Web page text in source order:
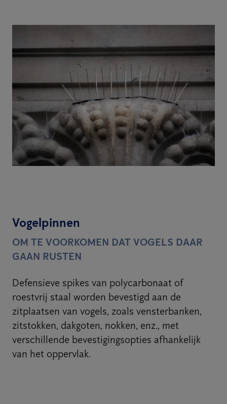
Vogelpinnen
OM TE VOORKOMEN DAT VOGELS DAAR
GAAN RUSTEN
Defensieve spikes van polycarbonaat of
roestvrij staal worden bevestigd aan de
zitplaatsen van vogels, zoals vensterbanken,
zitstokken, dakgoten, nokken, enz., met
verschillende bevestigingsopties afhankelijk
van het oppervlak.